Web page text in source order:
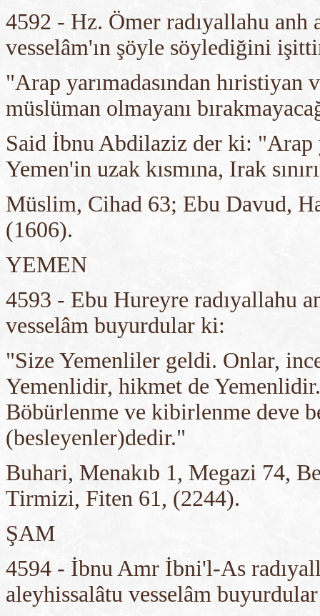
4592 - Hz. Ömer radıyallahu
vesselâm'ın şöyle söylediğini
"Arap yarımadasından hıristiyan
müslüman olmayanı
Said İbnu Abdilaziz der ki: "Arap
Yemen'in uzak kısmına, Irak
Müslim, Cihad 63; Ebu Davud,
(1606).
YEMEN
4593 - Ebu Hureyre radıyallahu
vesselâm buyurdular ki:
"Size Yemenliler geldi. Onlar,
Yemenlidir, hikmet de
Böbürlenme ve kibirlenme deve
(besleyenler)dedir."
Buhari, Menakıb 1, Megazi 74,
Tirmizi, Fiten 61, (2244).
ŞAM
4594 - İbnu Amr İbni'l-As
aleyhissalâtu vesselâm